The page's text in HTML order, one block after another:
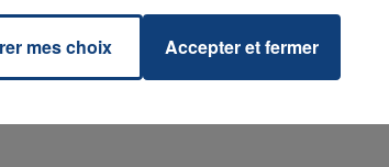
CONTACT
7h00 - 11h00
La Team de l'été
mes choix Accepter et fermer